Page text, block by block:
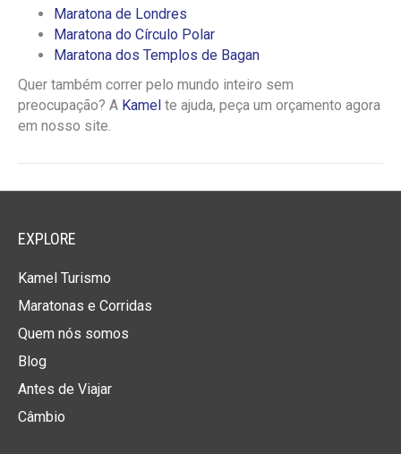
Maratona de Londres
Maratona do Círculo Polar
Maratona dos Templos de Bagan
Quer também correr pelo mundo inteiro sem
preocupação? A Kamel te ajuda, peça um orçamento agora
em nosso site.
EXPLORE
Kamel Turismo
Maratonas e Corridas
Quem nós somos
Blog
Antes de Viajar
Câmbio